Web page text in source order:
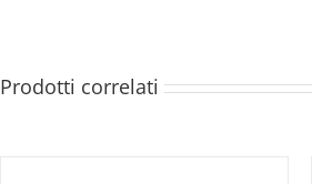
Prodotti correlati